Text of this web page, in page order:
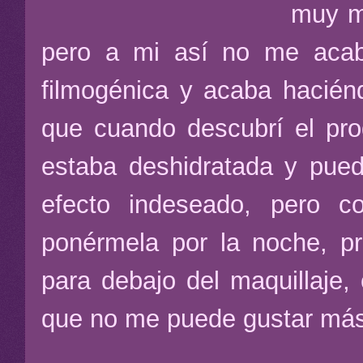
muy
pero a mi así no me
filmogénica y acaba
que cuando descubrí el
estaba deshidratada y
efecto indeseado, pero
ponérmela por la noche,
para debajo del
que no me puede gustar